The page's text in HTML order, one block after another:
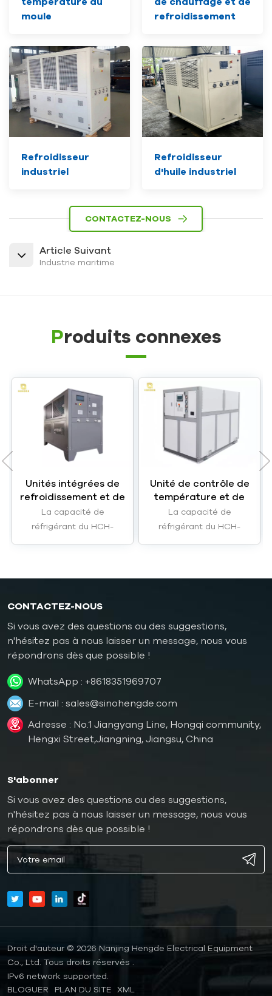
moule
refroidissement
Refroidisseur
industriel
Refroidisseur
d'huile industriel
CONTACTEZ-NOUS
Article Suivant
Industrie maritime
Produits connexes
Unités intégrées de
refroidissement et de
chauffage
antidéflagrantes
La capacité de
réfrigérant du HCH-
Unité de contrôle de
température et de
refroidissement pour
machines de
La capacité de
réfrigérant du HCH-
CONTACTEZ-NOUS
Si vous avez des questions ou des suggestions,
n'hésitez pas à nous laisser un message, nous vous
répondrons dès que possible !
WhatsApp : +8618351969707
E-mail : sales@sinohengde.com
Adresse : No.1 Jiangyang Line, Hongqi community,
Hengxi Street,Jiangning, Jiangsu, China
S'abonner
Si vous avez des questions ou des suggestions,
n'hésitez pas à nous laisser un message, nous vous
répondrons dès que possible !
Droit d'auteur © 2026 Nanjing Hengde Electrical Equipment
Co., Ltd. Tous droits réservés .
IPv6 network supported.
BLOGUER
PLAN DU SITE XML